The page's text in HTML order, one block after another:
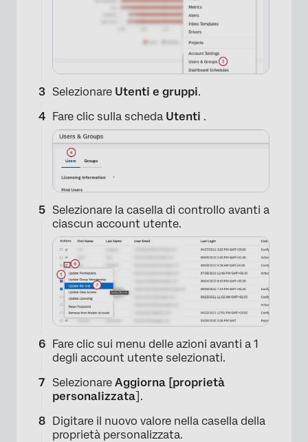
Selezionare Utenti e gruppi.
Fare clic sulla scheda Utenti .
Selezionare la casella di controllo avanti a
ciascun account utente.
Fare clic sui menu delle azioni avanti a 1
degli account utente selezionati.
Selezionare Aggiorna [proprietà
personalizzata].
Digitare il nuovo valore nella casella della
proprietà personalizzata.